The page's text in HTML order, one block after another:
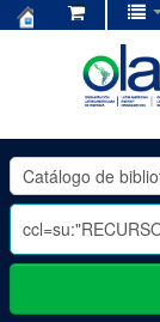
OLADE
-